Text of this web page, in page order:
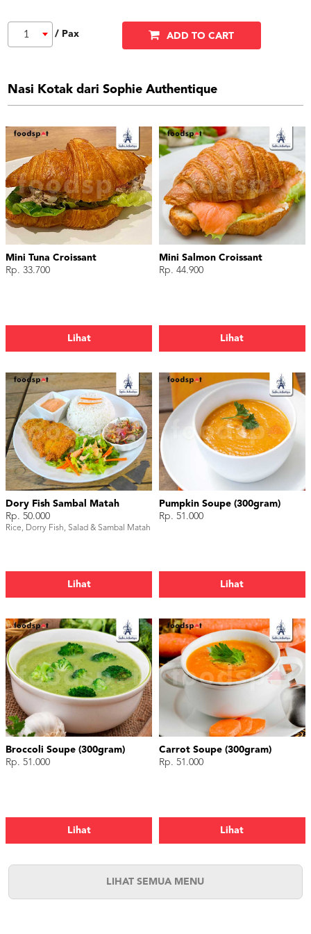
1 / Pax ADD TO CART
Nasi Kotak dari Sophie Authentique
Mini Tuna Croissant
Rp. 33.700
Lihat
Mini Salmon Croissant
Rp. 44.900
Lihat
Dory Fish Sambal Matah
Rp. 50.000
Rice, Dorry Fish, Salad & Sambal Matah
Lihat
Pumpkin Soupe (300gram)
Rp. 51.000
Lihat
Broccoli Soupe (300gram)
Rp. 51.000
Lihat
Carrot Soupe (300gram)
Rp. 51.000
Lihat
LIHAT SEMUA MENU